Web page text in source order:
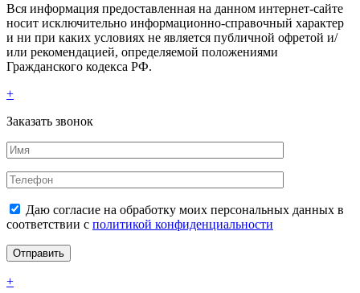
Вся информация предоставленная на данном интернет-сайте
носит исключительно информационно-справочный характер
и ни при каких условиях не является публичной офретой и/
или рекомендацией, определяемой положениями
Гражданского кодекса РФ.
+
Заказать звонок
Даю согласие на обработку моих персональных данных в
соответствии с политикой конфиденциальности
+